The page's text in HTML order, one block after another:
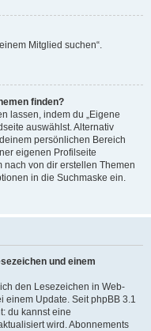
Mitglied suchen“.
finden?
lassen, indem du „Eigene
auswählst. Alternativ
persönlichen Bereich
eigenen Profilseite
nach von dir erstellen Themen
in die Suchmaske ein.
und einem
den Lesezeichen in Web-
einem Update. Seit phpBB 3.1
du kannst eine
wird. Abonnements